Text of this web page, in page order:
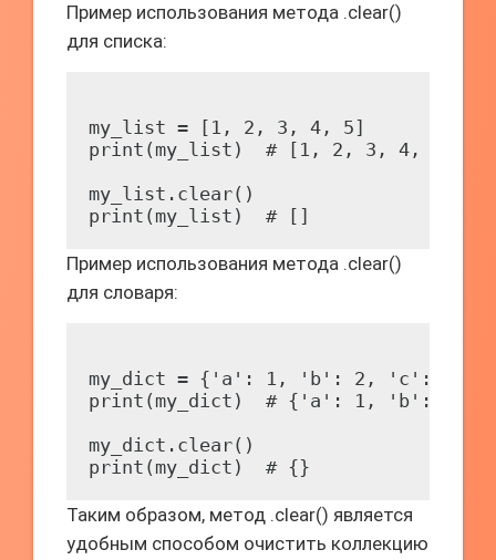
Пример использования метода .clear()
для списка:
my_list = [1, 2, 3, 4, 5]
print(my_list)  # [1, 2, 3, 4, 5]
my_list.clear()
Пример использования метода .clear()
для словаря:
my_dict = {'a': 1, 'b': 2, 'c': 3}
print(my_dict)  # {'a': 1, 'b': 2,
my_dict.clear()
Таким образом, метод .clear() является
удобным способом очистить коллекцию